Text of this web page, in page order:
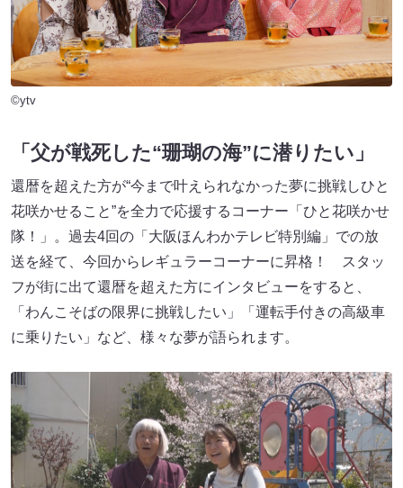
©ytv
「父が戦死した“珊瑚の海”に潜りたい」
還暦を超えた方が“今まで叶えられなかった夢に挑戦しひと
花咲かせること”を全力で応援するコーナー「ひと花咲かせ
隊！」。過去4回の「大阪ほんわかテレビ特別編」での放
送を経て、今回からレギュラーコーナーに昇格！ スタッ
フが街に出て還暦を超えた方にインタビューをすると、
「わんこそばの限界に挑戦したい」「運転手付きの高級車
に乗りたい」など、様々な夢が語られます。